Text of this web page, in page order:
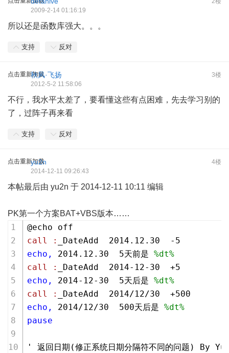
2009-2-14 01:16:19
所以还是函数库强大。。。
支持 反对
点击重新加载 3楼
秋风·飞扬
2012-5-2 11:58:06
不行，我水平太差了，要看懂这些有点困难，先去学习别的
了，过阵子再来看
支持 反对
点击重新加载 4楼
yu2n
2014-12-11 09:26:43
本帖最后由 yu2n 于 2014-12-11 10:11 编辑
PK第一个方案BAT+VBS版本……
@echo off
call :
_DateAdd 2014.12 . 30
  -
5
echo,
2014.12 . 30 5天前是 %dt%
call :
_DateAdd 2014- 12- 30
  +
5
echo,
2014- 12- 30 5天后是 %dt%
call :
_DateAdd 2014/12/30
  +
500
echo,
2014/12/30 500天后是 %dt%
pause
' 返回日期(修正系统日期分隔符不同的问题) By